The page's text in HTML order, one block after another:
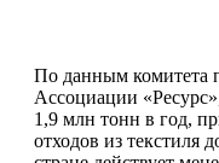
По данным комитета
Ассоциации
1,9 млн тонн в год,
отходов из текстиля